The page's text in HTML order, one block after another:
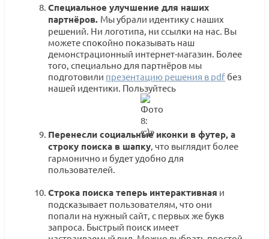
Специальное улучшение для наших
партнёров. Мы убрали идентику с наших
решений. Ни логотипа, ни ссылки на нас. Вы
можете спокойно показывать наш
демонстрационный интернет-магазин. Более
того, специально для партнёров мы
подготовили презентацию решения в pdf без
нашей идентики. Пользуйтесь
Перенесли социальные иконки в футер, а
строку поиска в шапку, что выглядит более
гармонично и будет удобно для
пользователей.
Строка поиска теперь интерактивная и
подсказывает пользователям, что они
попали на нужный сайт, с первых же букв
запроса. Быстрый поиск имеет